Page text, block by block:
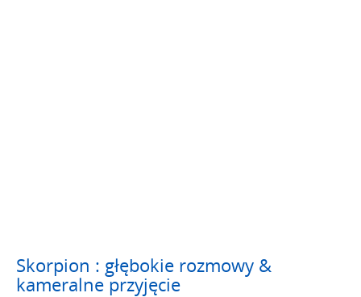
Skorpion : głębokie rozmowy &
kameralne przyjęcie